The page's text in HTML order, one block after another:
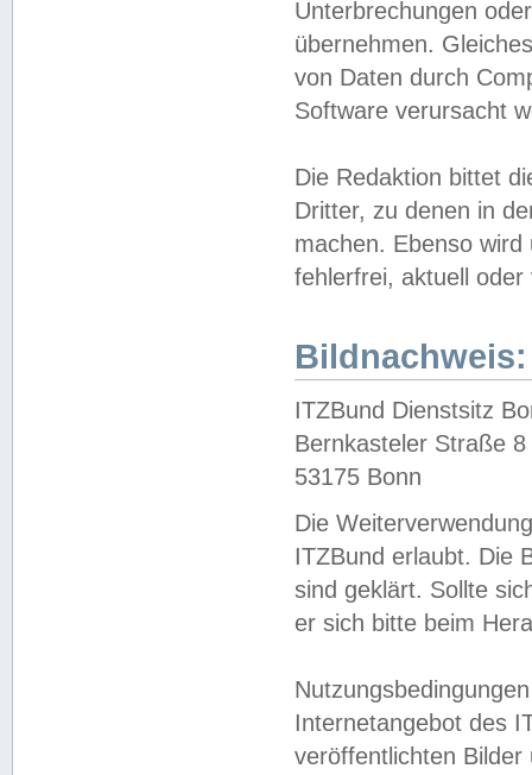
Unterbrechungen
übernehmen.
von Daten durch
Software verursacht
Die Redaktion bittet
Dritter, zu denen in
machen. Ebenso
fehlerfrei, aktuell oder
Bildnachweis:
ITZBund Dienstsitz
Bernkasteler Straße 8
53175 Bonn
Die
ITZBund erlaubt. Die
sind geklärt. Sollte
er sich bitte beim
Internetangebot des
veröffentlichten